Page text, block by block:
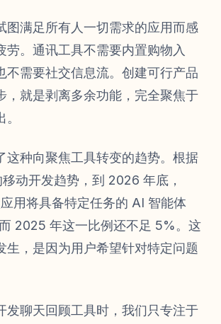
图满足所有人一切需求的应用而感
劳。通讯工具不需要内置购物入
不需要社交信息流。创建可行产品
，就是剥离多余功能，完全聚焦于
这种向聚焦工具转变的趋势。根据
动开发趋势，到 2026 年底，
用将具备特定任务的 AI 智能体
2025 年这一比例还不足 5%。这
生，是因为用户希望针对特定问题
发聊天回顾工具时，我们只专注于